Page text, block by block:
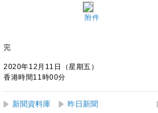
附件
完
2020年12月11日（星期五）
香港時間11時00分
新聞資料庫 昨日新聞